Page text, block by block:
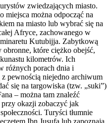
zwiedzających miasto.
miejsca można odpocząć na
na miasto lub wybrać się na
Afryce, zachowanego w
Kutubijja. Zabytkową
które ciężko obejść,
kilometrów. Ich
różnych porach dnia i
pewnością niejedno archiwum
się na targowiska (tzw. „suki”)
– można tam znaleźć
okazji zobaczyć jak
Turyści tłumnie